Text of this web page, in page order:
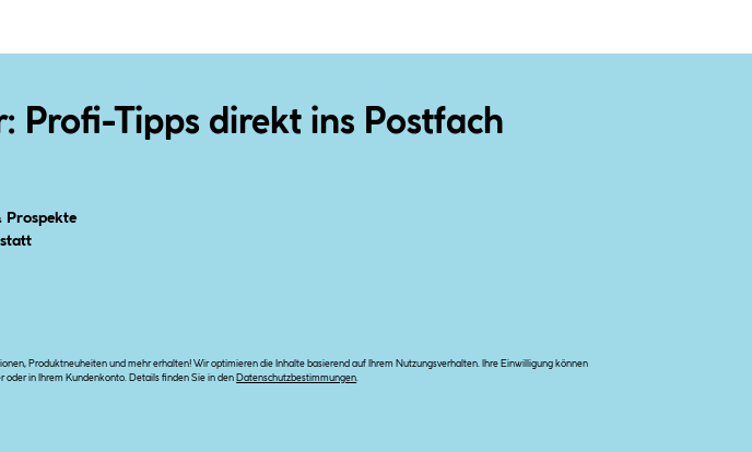
Profi-Tipps direkt ins Postfach
Prospekte
Produktneuheiten und mehr erhalten! Wir optimieren die Inhalte basierend auf Ihrem Nutzungsverhalten. Ihre Einwilligung können
in Ihrem Kundenkonto. Details finden Sie in den
Datenschutzbestimmungen